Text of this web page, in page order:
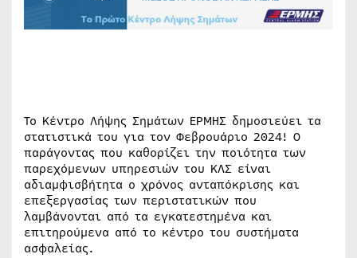
Το Κέντρο Λήψης Σημάτων ΕΡΜΗΣ δημοσιεύει τα
στατιστικά του για τον Φεβρουάριο 2024! Ο
παράγοντας που καθορίζει την ποιότητα των
παρεχόμενων υπηρεσιών του ΚΛΣ είναι
αδιαμφισβήτητα ο χρόνος ανταπόκρισης και
επεξεργασίας των περιστατικών που
λαμβάνονται από τα εγκατεστημένα και
επιτηρούμενα από το κέντρο του συστήματα
ασφαλείας.